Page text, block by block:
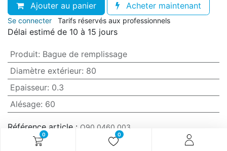
0 0
Ajouter au panier Acheter maintenant
Se connecter Tarifs réservés aux professionnels
Délai estimé de 10 à 15 jours
Produit: Bague de remplissage
Diamètre extérieur: 80
Epaisseur: 0.3
Alésage: 60
Référence article : O90.0460.003